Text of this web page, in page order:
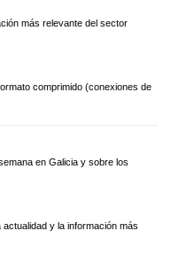
más relevante del sector
comprimido (conexiones de
en Galicia y sobre los
y la información más